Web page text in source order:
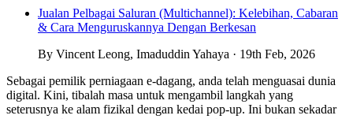
Jualan Pelbagai Saluran (Multichannel): Kelebihan, Cabaran
& Cara Menguruskannya Dengan Berkesan
By Vincent Leong, Imaduddin Yahaya · 19th Feb, 2026
Sebagai pemilik perniagaan e-dagang, anda telah menguasai dunia
digital. Kini, tibalah masa untuk mengambil langkah yang
seterusnya ke alam fizikal dengan kedai pop-up. Ini bukan sekadar